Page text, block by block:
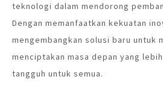
teknologi dalam mendorong
Dengan memanfaatkan kekuatan
mengembangkan solusi baru untuk
menciptakan masa depan yang
tangguh untuk semua.